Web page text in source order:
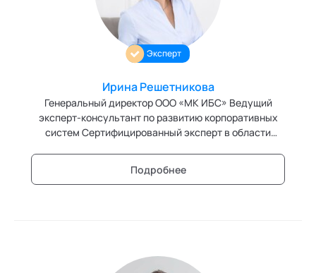
Эксперт
Ирина Решетникова
Генеральный директор ООО «МК ИБС» Ведущий
эксперт-консультант по развитию корпоративных
систем Сертифицированный эксперт в области
Подробнее